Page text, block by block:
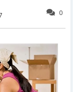
0